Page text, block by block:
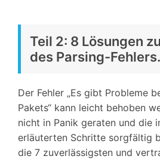
Teil 2: 8 Lösungen
des Parsing-Fehlers.
Der Fehler „Es gibt Probleme
Pakets“ kann leicht behoben
nicht in Panik geraten und die
erläuterten Schritte sorgfältig
die 7 zuverlässigsten und